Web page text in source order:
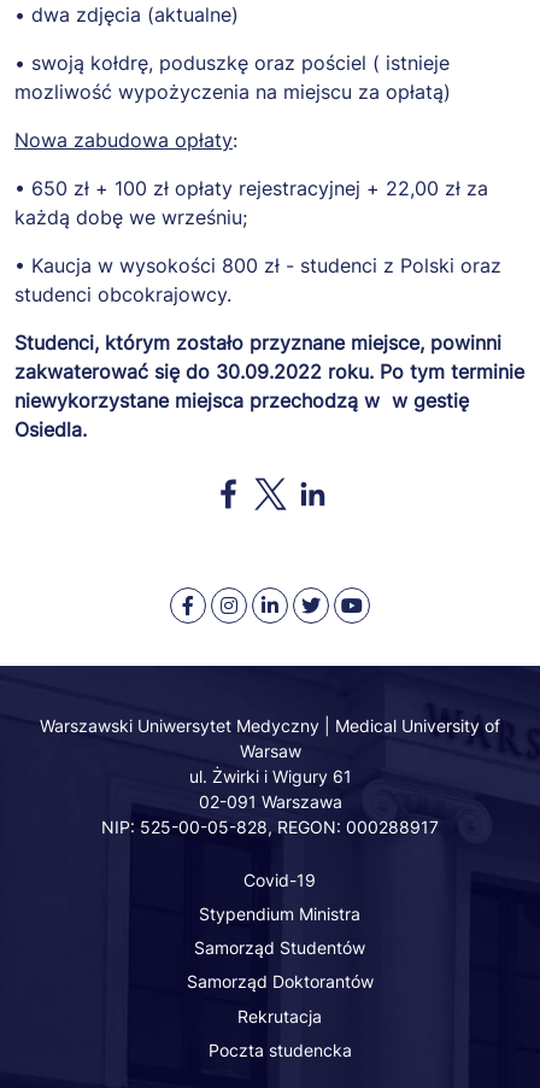
of the Software.
THE SOFTWARE IS
PROVIDED "AS IS",
WITHOUT
WARRANTY OF ANY
IMPLIED,
INCLUDING BUT
NOT LIMITED TO
THE WARRANTIES
OF
MERCHANTABILITY,
FITNESS FOR A
PARTICULAR
IN NO EVENT SHALL
THE AUTHORS OR
FOR ANY CLAIM,
DAMAGES OR
OTHER LIABILITY,
ACTION OF
CONTRACT, TORT
OR OTHERWISE,
ARISING FROM, OUT
OF OR IN
THE SOFTWARE OR
THE USE OR OTHER
DEALINGS IN THE
SOFTWARE.
• dwa zdjęcia (aktualne)
• swoją kołdrę, poduszkę oraz pościel ( istnieje
mozliwość wypożyczenia na miejscu za opłatą)
Nowa zabudowa opłaty:
• 650 zł + 100 zł opłaty rejestracyjnej + 22,00 zł za
każdą dobę we wrześniu;
• Kaucja w wysokości 800 zł - studenci z Polski oraz
studenci obcokrajowcy.
Studenci, którym zostało przyznane miejsce, powinni
zakwaterować się do 30.09.2022 roku. Po tym terminie
niewykorzystane miejsca przechodzą w w gestię
Osiedla.
Opens in a new window
Opens in a new window
Opens in a new window
Warszawski
Medyczny
Facebook
Medical
of
-
Instagram
Warszawski
Medyczny
LinkedIn
Warszawski
Medyczny
Twitter
Warszawski
Medyczny
Youtube
Warszawski Uniwersytet Medyczny | Medical University of
Warsaw
ul. Żwirki i Wigury 61
02-091 Warszawa
NIP: 525-00-05-828, REGON: 000288917
Covid-19
Stypendium Ministra
Samorząd Studentów
Samorząd Doktorantów
Rekrutacja
Poczta studencka